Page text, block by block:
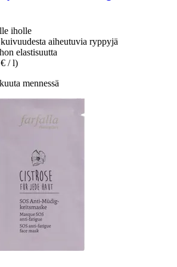
iholle
aiheutuvia ryppyjä
elastisuutta
/ l)
mennessä